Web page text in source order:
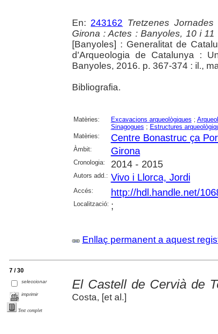
En: 243162 Tretzenes
Girona : Actes : Banyoles, 10 i
[Banyoles] : Generalitat de
d'Arqueologia de Catalunya :
Banyoles, 2016. p. 367-374 : il.,
Bibliografia.
Matèries: Excavacions arqueològiques ;
Sinagogues ; Estructures
Matèries:
Centre Bonastruc ça
Àmbit: Girona
Cronologia: 2014 - 2015
Autors add.: Vivo i Llorca, Jordi
Accés: http://hdl.handle.net/
Localització: ;
Enllaç permanent a aquest
7 / 30
seleccionar
imprimir
Text complet
El Castell de Cervià de
Costa, [et al.]